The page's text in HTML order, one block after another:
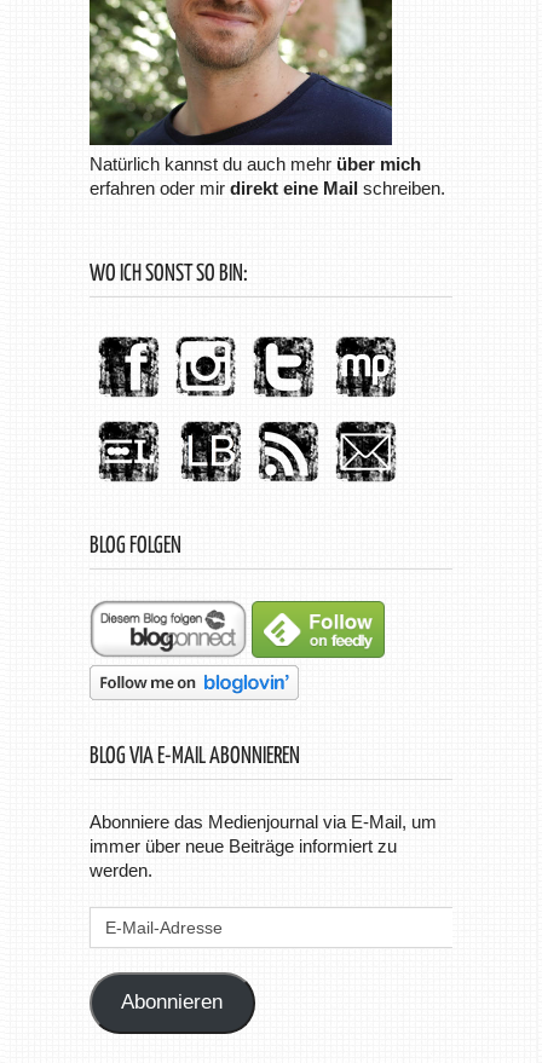
Natürlich kannst du auch mehr über mich
erfahren oder mir direkt eine Mail schreiben.
WO ICH SONST SO BIN:
BLOG FOLGEN
BLOG VIA E-MAIL ABONNIEREN
Abonniere das Medienjournal via E-Mail, um
immer über neue Beiträge informiert zu
werden.
Abonnieren